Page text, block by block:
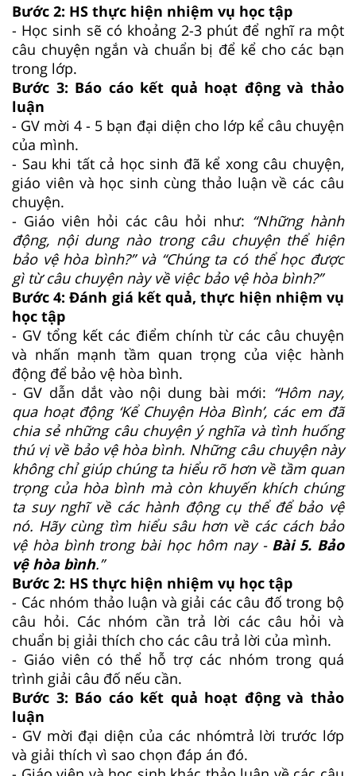
Bước 2: HS thực hiện nhiệm vụ học tập
- Học sinh sẽ có khoảng 2-3 phút để nghĩ ra một
câu chuyện ngắn và chuẩn bị để kể cho các bạn
trong lớp.
Bước 3: Báo cáo kết quả hoạt động và thảo
luận
- GV mời 4 - 5 bạn đại diện cho lớp kể câu chuyện
của mình.
- Sau khi tất cả học sinh đã kể xong câu chuyện,
giáo viên và học sinh cùng thảo luận về các câu
chuyện.
- Giáo viên hỏi các câu hỏi như: “Những hành
động, nội dung nào trong câu chuyện thể hiện
bảo vệ hòa bình?” và “Chúng ta có thể học được
gì từ câu chuyện này về việc bảo vệ hòa bình?”
Bước 4: Đánh giá kết quả, thực hiện nhiệm vụ
học tập
- GV tổng kết các điểm chính từ các câu chuyện
và nhấn mạnh tầm quan trọng của việc hành
động để bảo vệ hòa bình.
- GV dẫn dắt vào nội dung bài mới: “Hôm nay,
qua hoạt động ‘Kể Chuyện Hòa Bình’, các em đã
chia sẻ những câu chuyện ý nghĩa và tình huống
thú vị về bảo vệ hòa bình. Những câu chuyện này
không chỉ giúp chúng ta hiểu rõ hơn về tầm quan
trọng của hòa bình mà còn khuyến khích chúng
ta suy nghĩ về các hành động cụ thể để bảo vệ
nó. Hãy cùng tìm hiểu sâu hơn về các cách bảo
vệ hòa bình trong bài học hôm nay - Bài 5. Bảo
vệ hòa bình.”
Bước 2: HS thực hiện nhiệm vụ học tập
- Các nhóm thảo luận và giải các câu đố trong bộ
câu hỏi. Các nhóm cần trả lời các câu hỏi và
chuẩn bị giải thích cho các câu trả lời của mình.
- Giáo viên có thể hỗ trợ các nhóm trong quá
trình giải câu đố nếu cần.
Bước 3: Báo cáo kết quả hoạt động và thảo
luận
- GV mời đại diện của các nhómtrả lời trước lớp
và giải thích vì sao chọn đáp án đó.